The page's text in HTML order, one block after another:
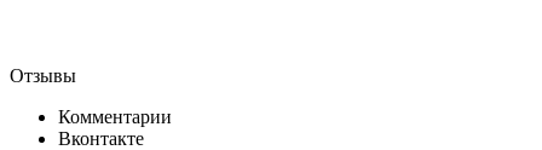
Отзывы
Комментарии
Вконтакте